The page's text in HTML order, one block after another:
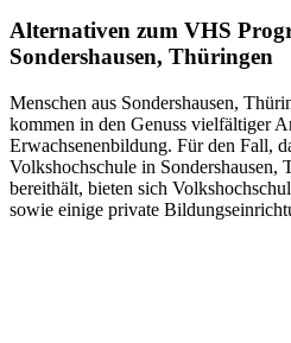
Alternativen zum VHS
Sondershausen, Thüringen
Menschen aus Sondershausen,
kommen in den Genuss vielfältiger
Erwachsenenbildung. Für den Fall,
Volkshochschule in Sondershausen,
bereithält, bieten sich
sowie einige private